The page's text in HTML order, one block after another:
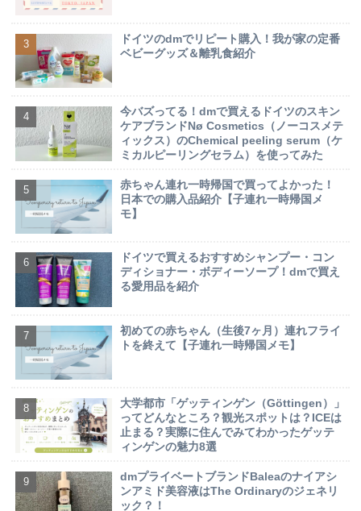
ドイツのdmでリピート購入！我が家の定番
ベビーグッズ＆離乳食紹介
今バズってる！dmで買えるドイツのスキン
ケアブランドNø Cosmetics（ノーコスメテ
ィックス）のChemical peeling serum（ケ
ミカルピーリングセラム）を使ってみた
赤ちゃん連れ一時帰国で買ってよかった！
日本での購入品紹介【子連れ一時帰国メ
モ】
ドイツで買えるおすすめシャンプー・コン
ディショナー・ボディーソープ！dmで買え
る愛用品を紹介
初めての赤ちゃん（生後7ヶ月）連れフライ
トを終えて【子連れ一時帰国メモ】
大学都市「ゲッティンゲン（Göttingen）」
ってどんなところ？観光スポットは？ICEは
止まる？実際に住んでみてわかったゲッテ
ィンゲンの魅力8選
dmプライベートブランドBaleaのナイアシ
ンアミド美容液はThe Ordinaryのジェネリ
ック？！